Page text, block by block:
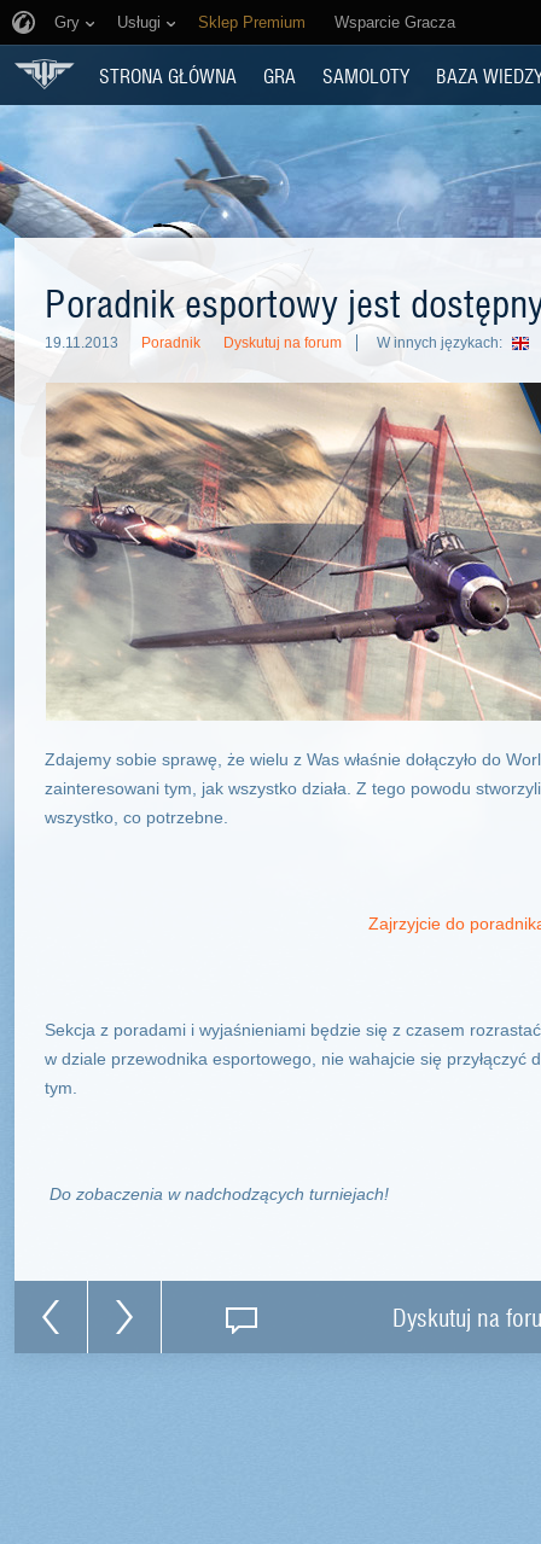
Gry Usługi Sklep Premium Wsparcie Gracza
STRONA GŁÓWNA GRA SAMOLOTY BAZA
Poradnik esportowy jest
19.11.2013 Poradnik Dyskutuj na forum W innych językach:
Zdajemy sobie sprawę, że wielu z Was właśnie dołączyło do
zainteresowani tym, jak wszystko działa. Z tego powodu
wszystko, co potrzebne.
Zajrzyjcie do
Sekcja z poradami i wyjaśnieniami będzie się z czasem
w dziale przewodnika esportowego, nie wahajcie się przyłączyć
tym.
Do zobaczenia w nadchodzących turniejach!
Dyskutuj na